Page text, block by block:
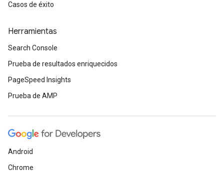
Casos de éxito
Herramientas
Search Console
Prueba de resultados enriquecidos
PageSpeed Insights
Prueba de AMP
Android
Chrome